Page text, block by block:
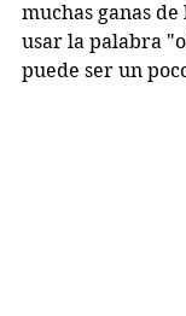
muchas ganas
usar la palabra
puede ser un